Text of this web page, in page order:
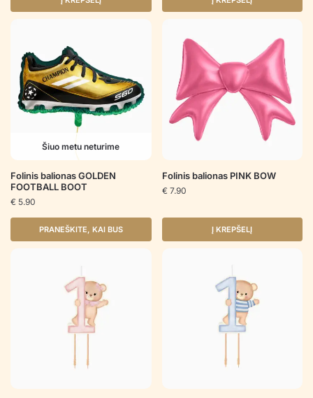
Šiuo metu neturime
Folinis balionas GOLDEN
FOOTBALL BOOT
€ 5.90
PRANEŠKITE, KAI BUS
Folinis balionas PINK BOW
€ 7.90
Į KREPŠELĮ